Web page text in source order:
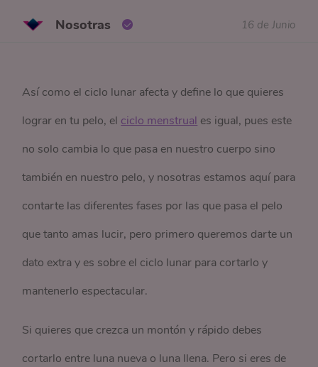
Nosotras 16 de Junio
Así como el ciclo lunar afecta y define lo que quieres
lograr en tu pelo, el ciclo menstrual es igual, pues este
no solo cambia lo que pasa en nuestro cuerpo sino
también en nuestro pelo, y nosotras estamos aquí para
contarte las diferentes fases por las que pasa el pelo
que tanto amas lucir, pero primero queremos darte un
dato extra y es sobre el ciclo lunar para cortarlo y
mantenerlo espectacular.
Si quieres que crezca un montón y rápido debes
cortarlo entre luna nueva o luna llena. Pero si eres de